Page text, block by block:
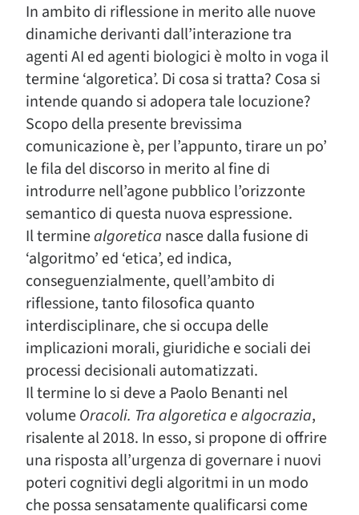
In ambito di riflessione in merito alle nuove
dinamiche derivanti dall’interazione tra
agenti AI ed agenti biologici è molto in voga il
termine ‘algoretica’. Di cosa si tratta? Cosa si
intende quando si adopera tale locuzione?
Scopo della presente brevissima
comunicazione è, per l’appunto, tirare un po’
le fila del discorso in merito al fine di
introdurre nell’agone pubblico l’orizzonte
semantico di questa nuova espressione.
Il terminealgoretica nasce dalla fusione di
‘algoritmo’ ed ‘etica’, ed indica,
conseguenzialmente, quell’ambito di
riflessione, tanto filosofica quanto
interdisciplinare, che si occupa delle
implicazioni morali, giuridiche e sociali dei
processi decisionali automatizzati.
Il termine lo si deve a Paolo Benanti nel
volumeOracoli. Tra algoretica e algocrazia,
risalente al 2018. In esso, si propone di offrire
una risposta all’urgenza di governare i nuovi
poteri cognitivi degli algoritmi in un modo
che possa sensatamente qualificarsi come